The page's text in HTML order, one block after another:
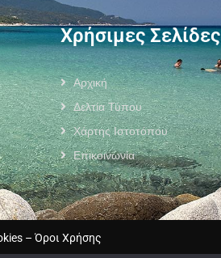
Χρήσιμες Σελίδες
Αρχική
Δελτία Τύπου
Χάρτης Ιστοτόπου
Επικοινωνία
– Όροι Χρήσης